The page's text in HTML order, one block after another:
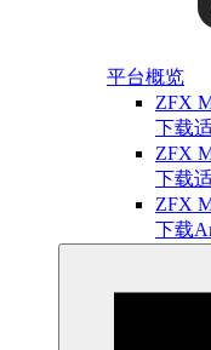
平台概览
ZFX
下载
ZFX
下载
ZFX
下载